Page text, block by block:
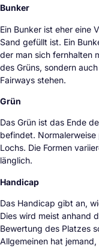
Bunker
Ein Bunker ist eher eine
Sand gefüllt ist. Ein
der man sich fernhalten
des Grüns, sondern
Fairways stehen.
Grün
Das Grün ist das Ende
befindet.
Lochs. Die Formen
länglich.
Handicap
Das Handicap gibt an,
Dies wird meist anhand
Bewertung des Platzes
Allgemeinen hat